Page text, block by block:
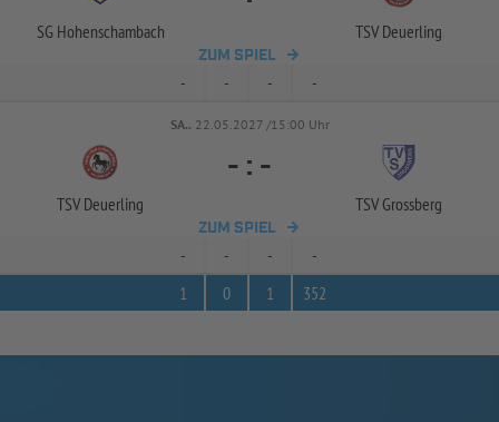
SG Hohenschambach TSV Deuerling
ZUM SPIEL
- - - -
SA.. 22.05.2027 /15:00 Uhr
TSV Deuerling
- : -
TSV Grossberg
ZUM SPIEL
- - -
-
1
0 1 352